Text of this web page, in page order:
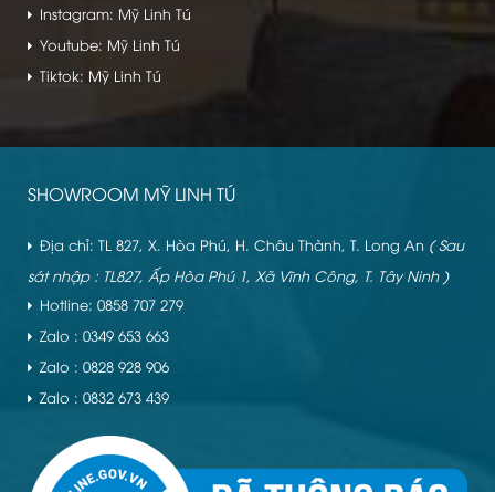
Instagram: Mỹ Linh Tú
Youtube: Mỹ Linh Tú
Tiktok: Mỹ Linh Tú
SHOWROOM MỸ LINH TÚ
Địa chỉ: TL 827, X. Hòa Phú, H. Châu Thành, T. Long An ( Sau
sát nhập : TL827, Ấp Hòa Phú 1, Xã Vĩnh Công, T. Tây Ninh )
Hotline: 0858 707 279
Zalo : 0349 653 663
Zalo : 0828 928 906
Zalo : 0832 673 439